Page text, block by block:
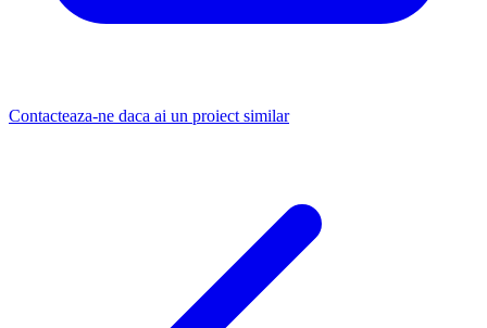
Contacteaza-ne daca ai un proiect similar